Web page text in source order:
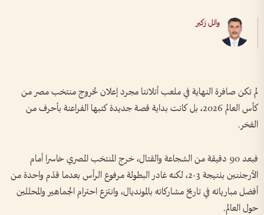
وائل زكير
لم تكن صافرة النهاية في ملعب أتلانتا مجرد إعلان لخروج منتخب مصر من
كأس العالم 2026، بل كانت بداية قصة جديدة كتبها الفراعنة بأحرف من
الفخر.
فبعد 90 دقيقة من الشجاعة والقتال، خرج المنتخب المصري خاسرا أمام
الأرجنتين بنتيجة 3-2، لكنه غادر البطولة مرفوع الرأس بعدما قدّم واحدة من
أفضل مبارياته في تاريخ مشاركاته بالمونديال، وانتزع احترام الجماهير والمحللين
حول العالم.